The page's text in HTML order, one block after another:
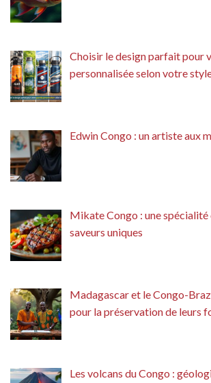
Choisir le design parfait pour
personnalisée selon votre
Edwin Congo : un artiste aux
Mikate Congo : une spécialité
saveurs uniques
Madagascar et le Congo-
pour la préservation de leurs
Les volcans du Congo :